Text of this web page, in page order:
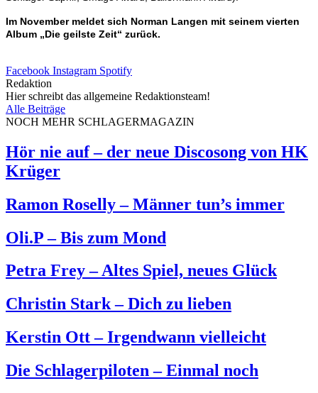
Im November meldet sich Norman Langen mit seinem vierten
Album „Die geilste Zeit“ zurück.
Facebook Instagram Spotify
Redaktion
Hier schreibt das allgemeine Redaktionsteam!
Alle Beiträge
NOCH MEHR SCHLAGERMAGAZIN
Hör nie auf – der neue Discosong von HK
Krüger
Ramon Roselly – Männer tun’s immer
Oli.P – Bis zum Mond
Petra Frey – Altes Spiel, neues Glück
Christin Stark – Dich zu lieben
Kerstin Ott – Irgendwann vielleicht
Die Schlagerpiloten – Einmal noch